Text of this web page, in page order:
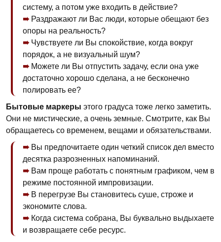
систему, а потом уже входить в действие?
Раздражают ли Вас люди, которые обещают без
опоры на реальность?
Чувствуете ли Вы спокойствие, когда вокруг
порядок, а не визуальный шум?
Можете ли Вы отпустить задачу, если она уже
достаточно хорошо сделана, а не бесконечно
полировать ее?
Бытовые маркеры этого градуса тоже легко заметить.
Они не мистические, а очень земные. Смотрите, как Вы
обращаетесь со временем, вещами и обязательствами.
Вы предпочитаете один четкий список дел вместо
десятка разрозненных напоминаний.
Вам проще работать с понятным графиком, чем в
режиме постоянной импровизации.
В перегрузе Вы становитесь суше, строже и
экономите слова.
Когда система собрана, Вы буквально выдыхаете
и возвращаете себе ресурс.